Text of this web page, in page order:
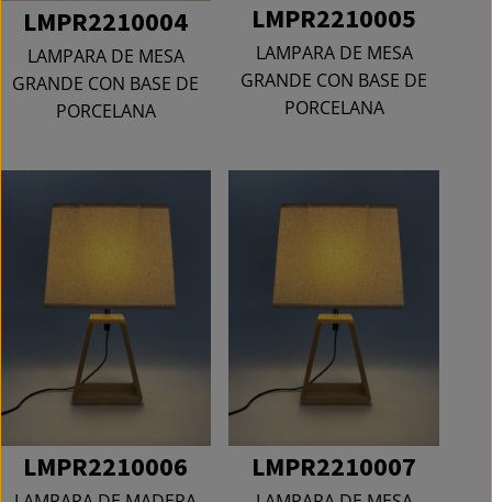
LMPR2210004
LAMPARA DE MESA
GRANDE CON BASE DE
PORCELANA
LMPR2210005
LAMPARA DE MESA
GRANDE CON BASE DE
PORCELANA
LMPR2210006 LMPR2210007